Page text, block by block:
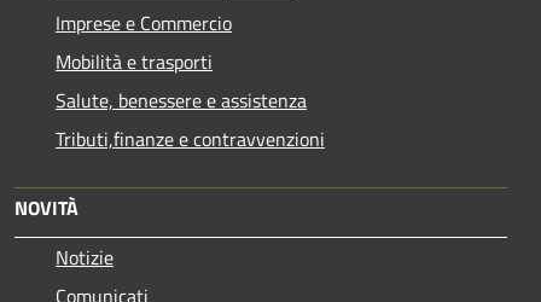
Imprese e Commercio
Mobilità e trasporti
Salute, benessere e assistenza
Tributi,finanze e contravvenzioni
NOVITÀ
Notizie
Comunicati